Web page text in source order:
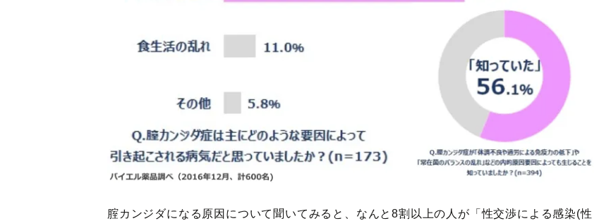
腟カンジダになる原因について聞いてみると、なんと8割以上の人が「性交渉による感染(性